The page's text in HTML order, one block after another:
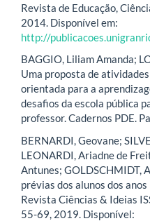
Revista de Educação,
2014. Disponível em:
http://
BAGGIO, Liliam Amanda;
Uma proposta de
orientada para a
desafios da escola pública
professor. Cadernos PDE.
BERNARDI, Geovane;
LEONARDI, Ariadne de
Antunes; GOLDSCHMIDT,
prévias dos alunos dos
Revista Ciências & Ideias
55-69, 2019. Disponível: